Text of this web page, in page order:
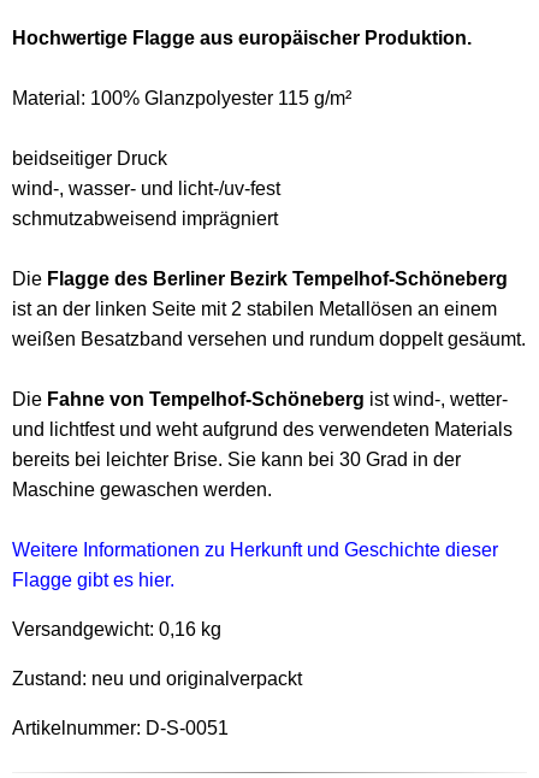
Hochwertige Flagge aus europäischer Produktion.
Material: 100% Glanzpolyester 115 g/m²
beidseitiger Druck
wind-, wasser- und licht-/uv-fest
schmutzabweisend imprägniert
Die Flagge des Berliner Bezirk Tempelhof-Schöneberg
ist an der linken Seite mit 2 stabilen Metallösen an einem
weißen Besatzband versehen und rundum doppelt gesäumt.
Die Fahne von Tempelhof-Schöneberg ist wind-, wetter-
und lichtfest und weht aufgrund des verwendeten Materials
bereits bei leichter Brise. Sie kann bei 30 Grad in der
Maschine gewaschen werden.
Weitere Informationen zu Herkunft und Geschichte dieser
Flagge gibt es hier.
Versandgewicht: 0,16 kg
Zustand: neu und originalverpackt
Artikelnummer: D-S-0051